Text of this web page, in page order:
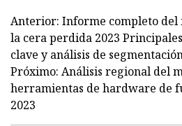
Anterior: Informe completo del
la cera perdida 2023
clave y análisis de
Próximo: Análisis regional del
herramientas de hardware de
2023